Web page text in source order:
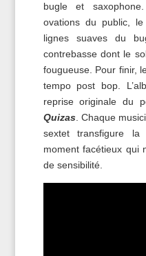
bugle et
ovations du public,
lignes suaves du
contrebasse dont le
fougueuse. Pour finir,
tempo post bop.
reprise originale du
Quizas. Chaque
sextet transfigure
moment facétieux qui
de sensibilité.